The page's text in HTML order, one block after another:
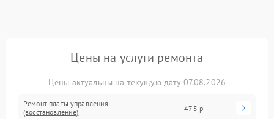
Цены на услуги ремонта
Цены актуальны на текущую дату 07.08.2026
Ремонт платы управления
(восстановление)
475 р